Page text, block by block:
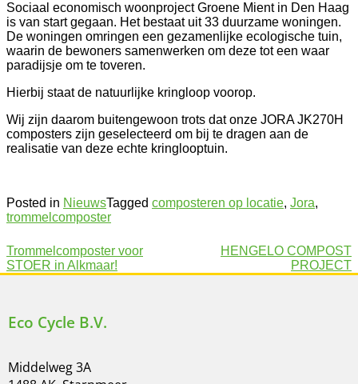
Sociaal economisch woonproject Groene Mient in Den Haag
is van start gegaan. Het bestaat uit 33 duurzame woningen.
De woningen omringen een gezamenlijke ecologische tuin,
waarin de bewoners samenwerken om deze tot een waar
paradijsje om te toveren.
Hierbij staat de natuurlijke kringloop voorop.
Wij zijn daarom buitengewoon trots dat onze JORA JK270H
composters zijn geselecteerd om bij te dragen aan de
realisatie van deze echte kringlooptuin.
Posted in NieuwsTagged composteren op locatie, Jora,
trommelcomposter
Trommelcomposter voor
STOER in Alkmaar!
HENGELO COMPOST
PROJECT
Eco Cycle B.V.
Middelweg 3A